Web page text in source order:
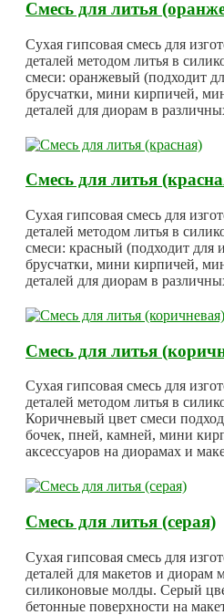
Смесь для литья
Сухая гипсовая смесь для
деталей методом литья в
смеси: оранжевый (подходит
брусчатки, мини кирпичей,
деталей для диорам в
Смесь для литья
Сухая гипсовая смесь для
деталей методом литья в
смеси: красный (подходит для
брусчатки, мини кирпичей,
деталей для диорам в
Смесь для литья
Сухая гипсовая смесь для
деталей методом литья в
Коричневый цвет смеси
бочек, пней, камней, мини
аксессуаров на диорамах и
Смесь для литья (серая)
Сухая гипсовая смесь для
деталей для макетов и диорам
силиконовые молды. Серый
бетонные поверхности на